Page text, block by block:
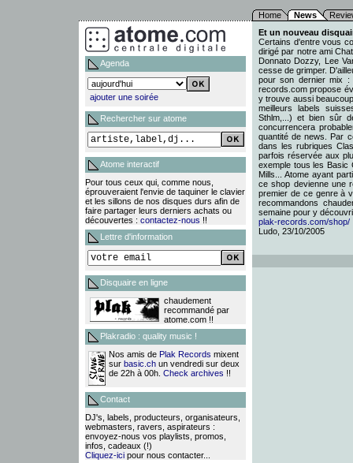
Home News
Agenda
ajouter une soirée
Rechercher sur atome
Atome interactif
Pour tous ceux qui, comme nous,
éprouveraient l'envie de taquiner le clavier
et les sillons de nos disques durs afin de
faire partager leurs derniers achats ou
découvertes : contactez-nous !!
Lettre d'information
Disquaire en ligne
chaudement
recommandé par
atome.com !!
Plakradio : quality music !
Nos amis de Plak Records mixent
sur basic.ch un vendredi sur deux
de 22h à 00h. Check archives !!
Contact
DJ's, labels, producteurs, organisateurs,
webmasters, ravers, aspirateurs :
envoyez-nous vos playlists, promos,
infos, cadeaux (!)
Cliquez-ici pour nous contacter...
Et un nouveau
Certains d'entre vous
dirigé par notre ami
Donnato Dozzy, Lee
cesse de grimper.
pour son dernier mix :
records.com propose
y trouve aussi
meilleurs labels
Sthlm,...) et bien sûr
concurrencera
quantité de news. Par
dans les rubriques
parfois réservée aux
exemple tous les Basic
Mills... Atome ayant
ce shop devienne une
premier de ce genre à
recommandons
semaine pour y
plak-records.com/shop/
Ludo, 23/10/2005